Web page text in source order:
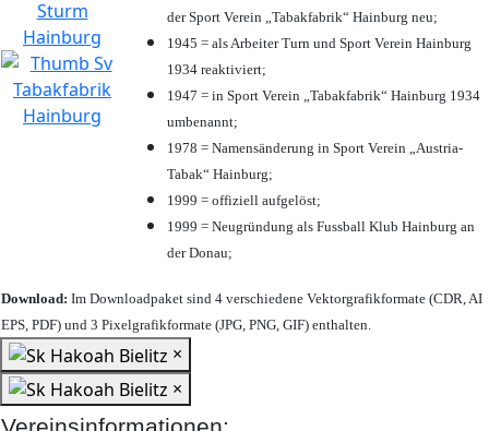
der Sport Verein „Tabakfabrik“ Hainburg neu;
1945 = als Arbeiter Turn und Sport Verein Hainburg
1934 reaktiviert;
1947 = in Sport Verein „Tabakfabrik“ Hainburg 1934
umbenannt;
1978 = Namensänderung in Sport Verein „Austria-
Tabak“ Hainburg;
1999 = offiziell aufgelöst;
1999 = Neugründung als Fussball Klub Hainburg an
der Donau;
Download: Im Downloadpaket sind 4 verschiedene Vektorgrafikformate (CDR, AI
EPS, PDF) und 3 Pixelgrafikformate (JPG, PNG, GIF) enthalten.
×
×